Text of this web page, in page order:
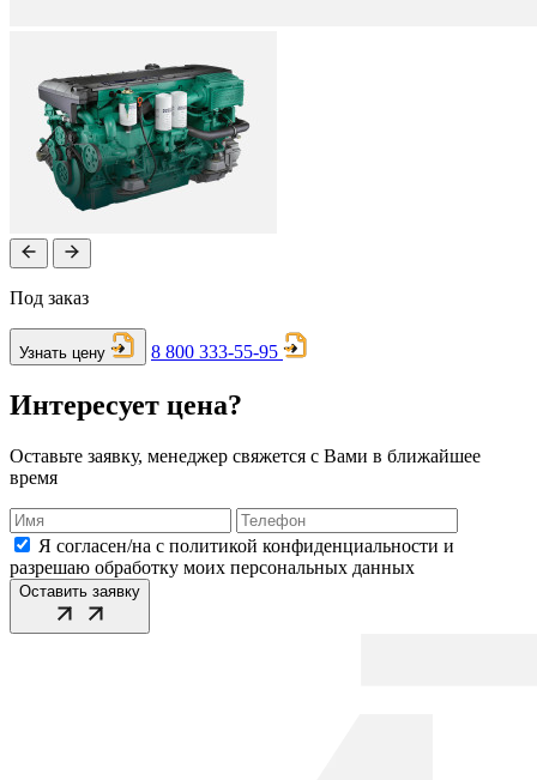
Под заказ
Узнать цену 8 800 333-55-95
Интересует цена?
Оставьте заявку, менеджер свяжется с Вами в ближайшее
время
Я согласен/на с политикой конфиденциальности и
разрешаю обработку моих персональных данных
Оставить заявку